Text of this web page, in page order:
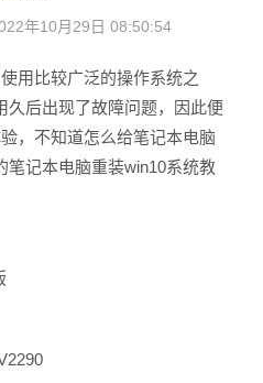
年10月29日 08:50:54
用比较广泛的操作系统之
久后出现了故障问题，因此便
，不知道怎么给笔记本电脑
笔记本电脑重装win10系统教